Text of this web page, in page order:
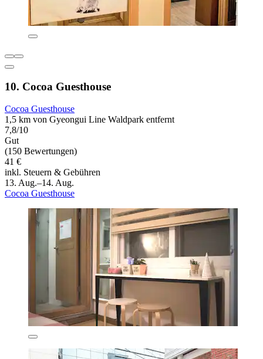
10. Cocoa Guesthouse
Cocoa Guesthouse
1,5 km von Gyeongui Line Waldpark entfernt
7,8/10
Gut
(150 Bewertungen)
41 €
inkl. Steuern & Gebühren
13. Aug.–14. Aug.
Cocoa Guesthouse